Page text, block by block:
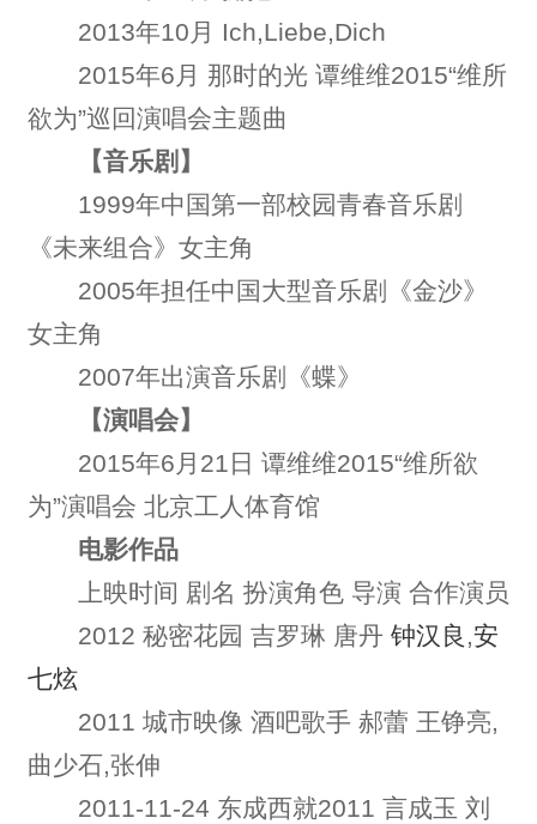
2013年10月 Ich,Liebe,Dich
2015年6月 那时的光 谭维维2015“维所
欲为”巡回演唱会主题曲
【音乐剧】
1999年中国第一部校园青春音乐剧
《未来组合》女主角
2005年担任中国大型音乐剧《金沙》
女主角
2007年出演音乐剧《蝶》
【演唱会】
2015年6月21日 谭维维2015“维所欲
为”演唱会 北京工人体育馆
电影作品
上映时间 剧名 扮演角色 导演 合作演员
2012 秘密花园 吉罗琳 唐丹 钟汉良 ,安
七炫
2011 城市映像 酒吧歌手 郝蕾 王铮亮,
曲少石,张伸
2011-11-24 东成西就2011 言成玉 刘